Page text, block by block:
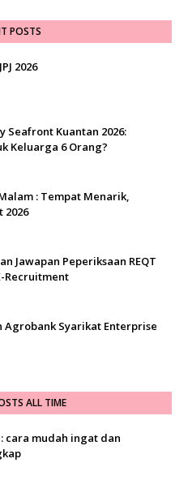
POSTS
2026
Seafront Kuantan 2026:
Keluarga 6 Orang?
: Tempat Menarik,
2026
Jawapan Peperiksaan REQT
Recruitment
Agrobank Syarikat Enterprise
ALL TIME
: cara mudah ingat dan